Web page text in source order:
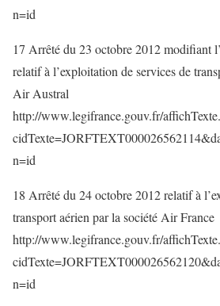
n=id
17 Arrêté du 23 octobre 2012 modifiant
relatif à l’exploitation de services de
Air Austral
http://www.legifrance.gouv.fr/
n=id
18 Arrêté du 24 octobre 2012 relatif à
transport aérien par la société Air France
http://www.legifrance.gouv.fr/
n=id